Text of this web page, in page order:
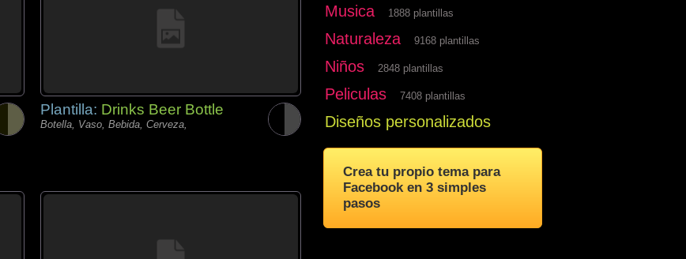
Plantilla: Drinks Beer Bottle
Botella, Vaso, Bebida, Cerveza,
Musica 1888 plantillas
Naturaleza 9168 plantillas
Niños 2848 plantillas
Peliculas 7408 plantillas
Diseños personalizados
Crea tu propio tema para
Facebook en 3 simples
pasos